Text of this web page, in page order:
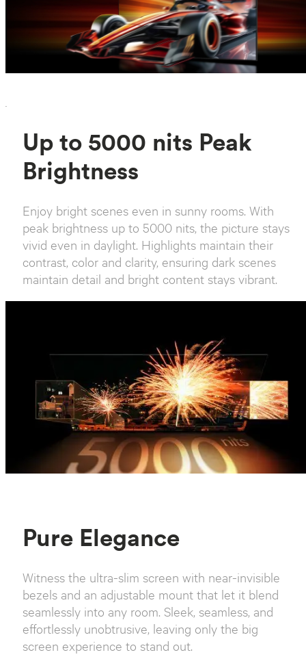
Up to 5000 nits Peak
Brightness
Enjoy bright scenes even in sunny rooms. With
peak brightness up to 5000 nits, the picture stays
vivid even in daylight. Highlights maintain their
Pure Elegance
Witness the ultra-slim screen with near-invisible
bezels and an adjustable mount that let it blend
seamlessly into any room. Sleek, seamless, and